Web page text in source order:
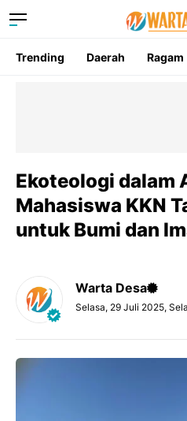
Trending Daerah Ragam
Ekoteologi dalam
Mahasiswa KKN
untuk Bumi dan
Warta Desa
Selasa, 29 Juli 2025,